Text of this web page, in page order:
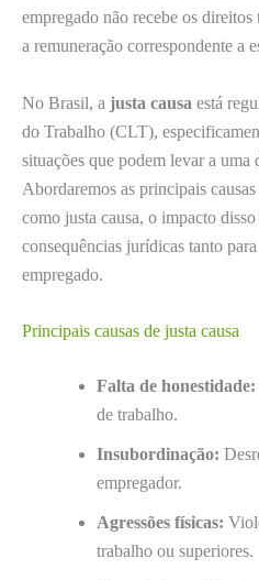
empregado não recebe os
a remuneração correspondente a
No Brasil, a justa causa está
do Trabalho (CLT),
situações que podem levar a uma
Abordaremos as principais
como justa causa, o impacto
consequências jurídicas tanto
empregado.
Principais causas de justa causa
Falta de honestidade:
de trabalho.
Insubordinação:
empregador.
Agressões físicas:
trabalho ou superiores.